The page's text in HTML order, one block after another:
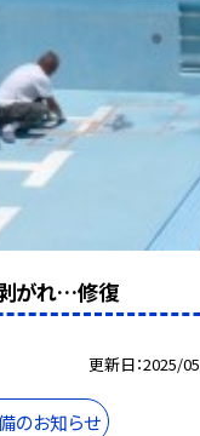
がれ…修復
更新日 2025/
のお知らせ